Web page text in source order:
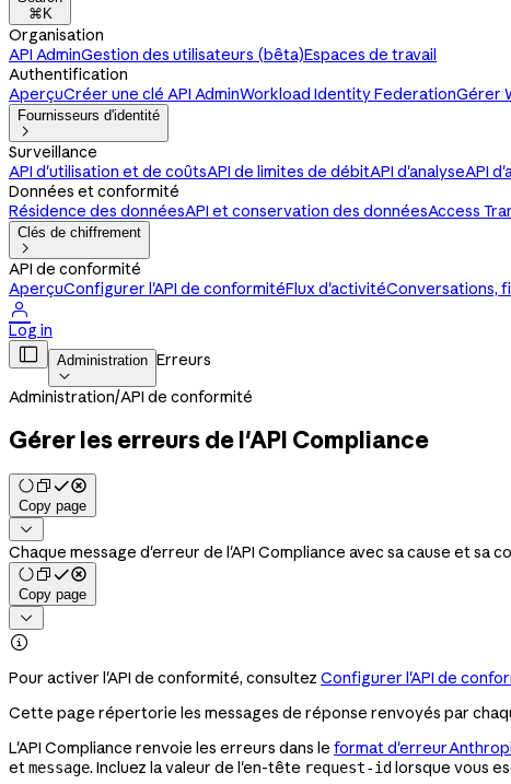
⌘K
Organisation
API AdminGestion des utilisateurs (bêta)Espaces de travail
Authentification
AperçuCréer une clé API AdminWorkload Identity FederationGérer
Fournisseurs d'identité

Surveillance
API d'utilisation et de coûtsAPI de limites de débitAPI d'analyseAPI
Données et conformité
Résidence des donnéesAPI et conservation des donnéesAccess
Clés de chiffrement

API de conformité
AperçuConfigurer l'API de conformitéFlux d'activitéConversations,

Log in
 Administration

Erreurs
Administration/API de conformité
Gérer les erreurs de l'API Compliance
Copy page

Chaque message d'erreur de l'API Compliance avec sa cause et sa
Copy page


Pour activer l'API de conformité, consultez Configurer l'API de
Cette page répertorie les messages de réponse renvoyés par
L'API Compliance renvoie les erreurs dans le format d'erreur
etmessage. Incluez la valeur de l'en-tête request-id lorsque vous